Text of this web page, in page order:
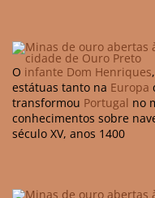
O infante Dom Henriques
estátuas tanto na Europa
transformou Portugal no
conhecimentos sobre
século XV, anos 1400